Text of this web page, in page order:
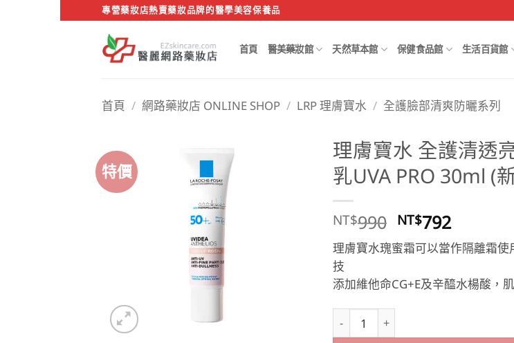
to
專營藥妝店熱賣藥妝品牌的醫學美容保養品
首頁 醫美藥妝館 天然草本館 保健食品館 生活百貨館
首頁 / 網路藥妝店 ONLINE SHOP / LRP 理膚寶水 / 全護臉部清爽防曬系列
特價
理膚寶水 全護清透
乳UVA PRO 30ml (
NT$990 原
始
價
格：
NT$990。
NT$792目
前
價
格：
理膚寶水瑰蜜霜可以當作隔離霜
技
添加維他命CG+E及辛醯水楊酸，
理膚寶水 全護清透亮顏防曬隔離乳